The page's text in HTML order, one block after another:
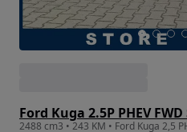
Ford Kuga 2.5P PHEV FWD
2488 cm3 • 243 KM • Ford Kuga 2,5